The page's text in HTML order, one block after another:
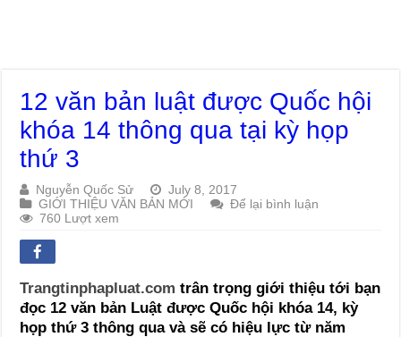
12 văn bản luật được Quốc hội
khóa 14 thông qua tại kỳ họp
thứ 3
Nguyễn Quốc Sử
July 8, 2017
GIỚI THIỆU VĂN BẢN MỚI
Để lại bình luận
760 Lượt xem
Trangtinphapluat.com trân trọng giới thiệu tới bạn
đọc 12 văn bản Luật được Quốc hội khóa 14, kỳ
họp thứ 3 thông qua và sẽ có hiệu lực từ năm